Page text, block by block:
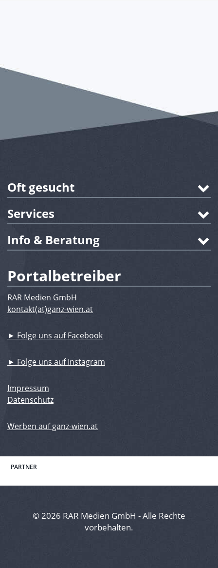
Oft gesucht
Services
Info & Beratung
Portalbetreiber
RAR Medien GmbH
kontakt(at)ganz-wien.at
► Folge uns auf Facebook
► Folge uns auf Instagram
Impressum
Datenschutz
Werben auf ganz-wien.at
PARTNER
© 2026 RAR Medien GmbH - Alle Rechte
vorbehalten.